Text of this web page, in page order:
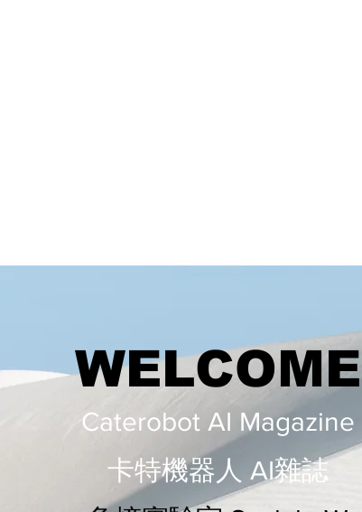
WELCOME
Caterobot AI Magazine
​​卡特機器人 AI雜誌